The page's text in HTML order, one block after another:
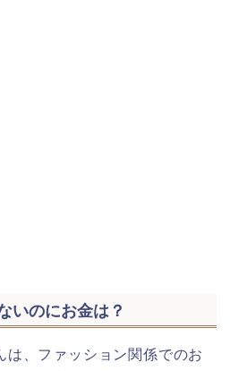
いのにお金は？
は、ファッション関係でのお